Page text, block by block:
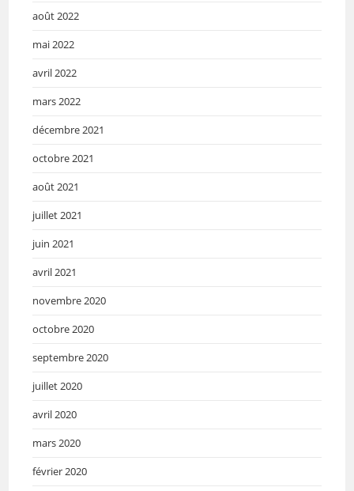
août 2022
mai 2022
avril 2022
mars 2022
décembre 2021
octobre 2021
août 2021
juillet 2021
juin 2021
avril 2021
novembre 2020
octobre 2020
septembre 2020
juillet 2020
avril 2020
mars 2020
février 2020